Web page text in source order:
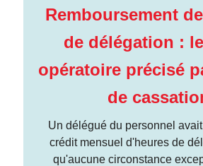
Remboursement
de délégation :
opératoire précisé
de
Un délégué du personnel
crédit mensuel d'heures de
qu'aucune circonstance